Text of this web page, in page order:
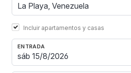
Incluir apartamentos y casas
ENTRADA